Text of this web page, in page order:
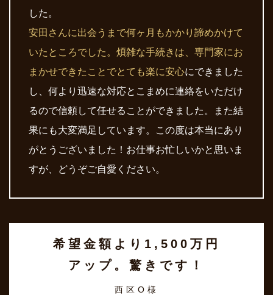
した。
安田さんに出会うまで何ヶ月もかかり諦めかけて
いたところでした。煩雑な手続きは、専門家にお
まかせできたことでとても楽に安心にできました
し、何より迅速な対応とこまめに連絡をいただけ
るので信頼して任せることができました。また結
果にも大変満足しています。この度は本当にあり
がとうございました！お仕事お忙しいかと思いま
すが、どうぞご自愛ください。
希望金額より1,500万円
アップ。驚きです！
西区O様